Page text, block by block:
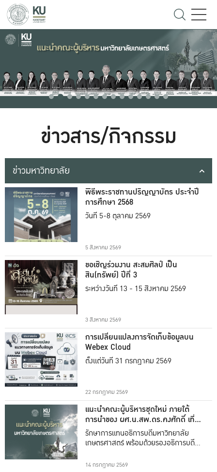
ข่าวสาร/กิจกรรม
ข่าวมหาวิทยาลัย
พิธีพระราชทานปริญญาบัตร ประจำปี
การศึกษา 2568
วันที่ 5-8 ตุลาคม 2569
5 สิงหาคม 2569
ขอเชิญร่วมงาน สะสมศิลป์ เป็น
สิน(ทรัพย์) ปีที่ 3
ระหว่างวันที่ 13 - 15 สิงหาคม 2569
3 สิงหาคม 2569
การเปลี่ยนแปลงการจัดเก็บข้อมูลบน
Webex Cloud
ตั้งแต่วันที่ 31 กรกฎาคม 2569
22 กรกฎาคม 2569
แนะนำคณะผู้บริหารชุดใหม่ ภายใต้
การนำของ ผศ.น.สพ.ดร.คงศักดิ์ เที่ยง
ธรรม
รักษาการแทนอธิการบดีมหาวิทยาลัย
เกษตรศาสตร์ พร้อมด้วยรองอธิการบดีทั้ง
14 กรกฎาคม 2569